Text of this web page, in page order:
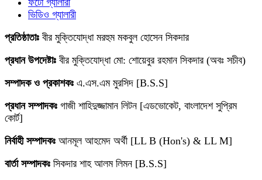
ফটো গ্যালারী
ভিডিও গ্যালারী
প্রতিষ্ঠাতাঃ বীর মুক্তিযোদ্ধা মরহুম মকবুল হোসেন সিকদার
প্রধান উপদেষ্টাঃ বীর মুক্তিযোদ্ধা মো: শোয়েবুর রহমান সিকদার (অবঃ সচীব)
সম্পাদক ও প্রকাশকঃ এ.এস.এম মুরসিদ [B.S.S]
প্রধান সম্পাদকঃ গাজী শাহিদুজ্জামান লিটন [এডভোকেট, বাংলাদেশ সুপ্রিম
কোর্ট]
নির্বাহী সম্পাদকঃ আনমূল আহমেদ অর্থী [LL B (Hon's) & LL M]
বার্তা সম্পাদকঃ সিকদার শাহ আলম লিমন [B.S.S]